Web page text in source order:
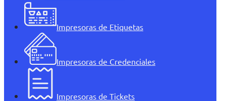
Impresoras de Etiquetas
Impresoras de Credenciales
Impresoras de Tickets